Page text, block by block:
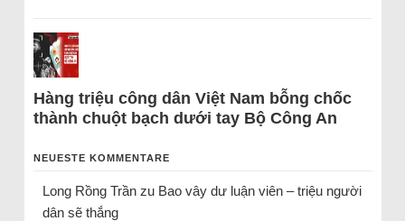
Hàng triệu công dân Việt Nam bỗng chốc
thành chuột bạch dưới tay Bộ Công An
NEUESTE KOMMENTARE
Long Rồng Trầnzu Bao vây dư luận viên – triệu người
dân sẽ thắng